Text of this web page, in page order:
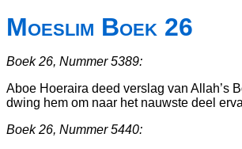
Moeslim Boek 26
Boek 26, Nummer 5389:
Aboe Hoeraira deed verslag van Allah’s
dwing hem om naar het nauwste deel
Boek 26, Nummer 5440: